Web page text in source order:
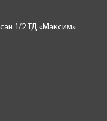
1/2 ТД «Максим»